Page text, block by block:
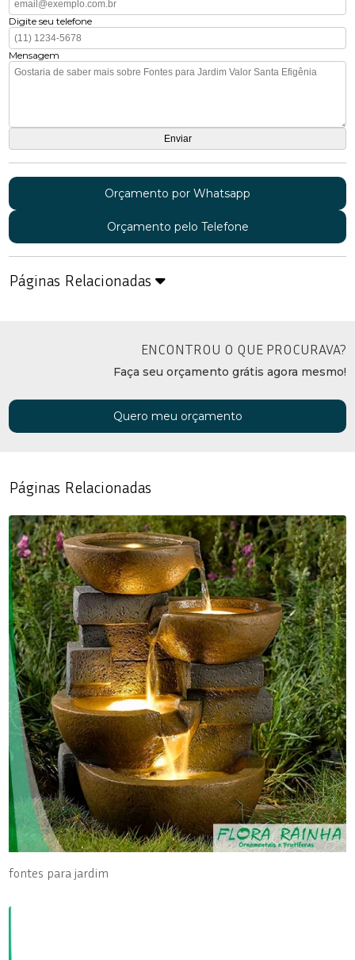
Digite seu telefone
Mensagem
Orçamento por Whatsapp
Orçamento pelo Telefone
Páginas Relacionadas
ENCONTROU O QUE PROCURAVA?
Faça seu orçamento grátis agora mesmo!
Quero meu orçamento
Páginas Relacionadas
fontes para jardim